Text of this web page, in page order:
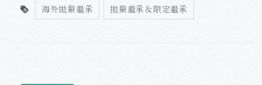
海外拋棄繼承 拋棄繼承＆限定繼承